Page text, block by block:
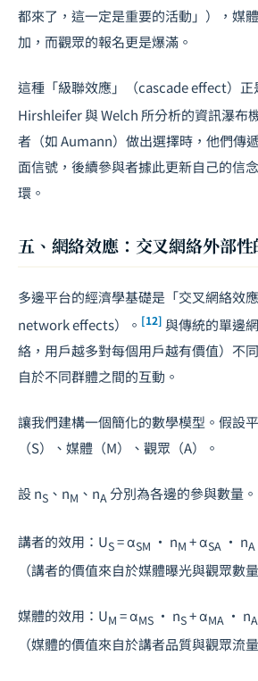
都來了，這一定是重要的活動」），媒
加，而觀眾的報名更是爆滿。
這種「級聯效應」（cascade effect）正
Hirshleifer 與 Welch 所分析的資訊瀑布
者（如 Aumann）做出選擇時，他們傳
面信號，後續參與者據此更新自己的信
環。
五、網絡效應：交叉網絡外部
多邊平台的經濟學基礎是「交叉網絡效
network effects）。 [12] 與傳統的單邊
絡，用戶越多對每個用戶越有價值）不
自於不同群體之間的互動。
讓我們建構一個簡化的數學模型。假設
（S）、媒體（M）、觀眾（A）。
設 nS 、nM 、nA分別為各邊的參與數量。
講者的效用：US= αSM · nM + αSA · nA
（講者的價值來自於媒體曝光與觀眾數
媒體的效用：UM = αMS · nS+ αMA · nA
（媒體的價值來自於講者品質與觀眾流